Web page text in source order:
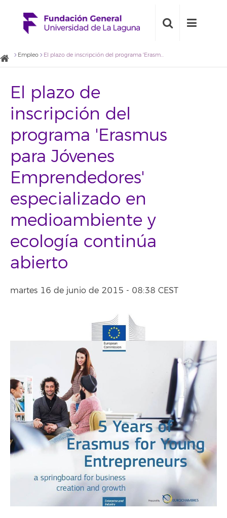
Empleo El plazo de inscripción del programa 'Erasmus para Jóvenes Emprendedores' especializado en medioambiente y ecología continúa abierto
El plazo de
inscripción del
programa 'Erasmus
para Jóvenes
Emprendedores'
especializado en
medioambiente y
ecología continúa
abierto
martes 16 de junio de 2015 - 08:38 CEST